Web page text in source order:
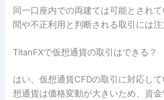
同一口座内での両建ては可能とされ
間や不正利用と判断される取引には注
TitanFXで仮想通貨の取引はできる？
はい、仮想通貨CFDの取引に対応し
想通貨は価格変動が大きいため、資